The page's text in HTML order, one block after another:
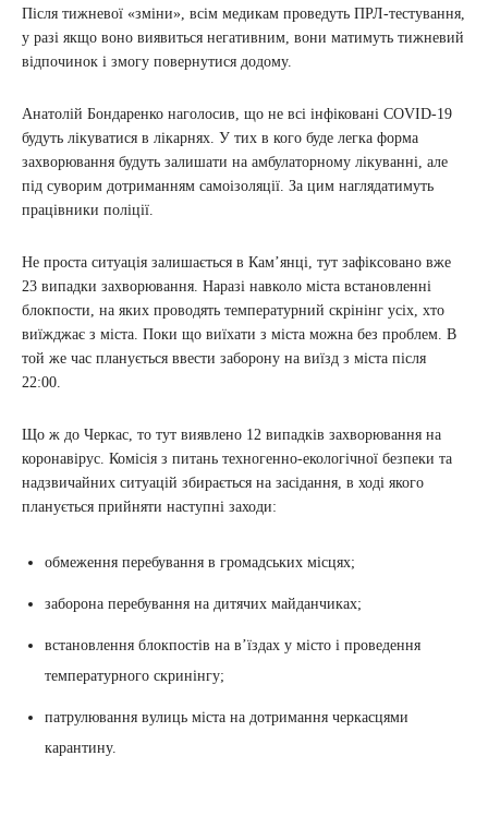
Після тижневої «зміни», всім медикам проведуть ПРЛ-тестування,
у разі якщо воно виявиться негативним, вони матимуть тижневий
відпочинок і змогу повернутися додому.
Анатолій Бондаренко наголосив, що не всі інфіковані COVID-19
будуть лікуватися в лікарнях. У тих в кого буде легка форма
захворювання будуть залишати на амбулаторному лікуванні, але
під суворим дотриманням самоізоляції. За цим наглядатимуть
працівники поліції.
Не проста ситуація залишається в Кам’янці, тут зафіксовано вже
23 випадки захворювання. Наразі навколо міста встановленні
блокпости, на яких проводять температурний скрінінг усіх, хто
виїжджає з міста. Поки що виїхати з міста можна без проблем. В
той же час планується ввести заборону на виїзд з міста після
22:00.
Що ж до Черкас, то тут виявлено 12 випадків захворювання на
коронавірус. Комісія з питань техногенно-екологічної безпеки та
надзвичайних ситуацій збирається на засідання, в ході якого
планується прийняти наступні заходи:
обмеження перебування в громадських місцях;
заборона перебування на дитячих майданчиках;
встановлення блокпостів на в’їздах у місто і проведення
температурного скринінгу;
патрулювання вулиць міста на дотримання черкасцями
карантину.